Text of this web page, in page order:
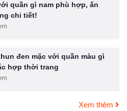
quần gì nam phù hợp, ấn
chi tiết!
đen mặc với quần màu gì
hợp thời trang
Xem thêm